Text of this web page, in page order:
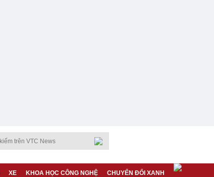
XE KHOA HỌC CÔNG NGHỆ CHUYỂN ĐỔI XANH